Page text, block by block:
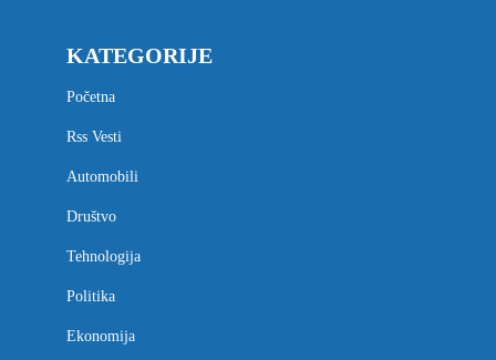
KATEGORIJE
Početna
Rss Vesti
Automobili
Društvo
Tehnologija
Politika
Ekonomija